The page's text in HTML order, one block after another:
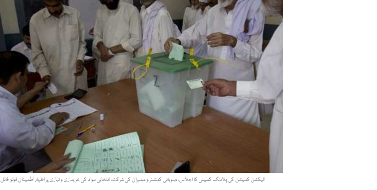
الیکشن کمیشن کی پلاننگ کمیٹی کا اجلاس، صوبائی کمشنر و ممبران کی شرکت، انتخابی مواد کی خریداری و تیاری پر اظہار اطمینان فوٹو: فائل